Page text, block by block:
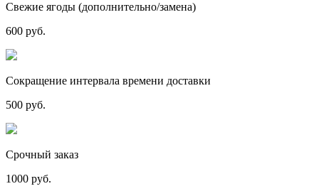
Свежие ягоды (дополнительно/замена)
600 руб.
Сокращение интервала времени доставки
500 руб.
Срочный заказ
1000 руб.